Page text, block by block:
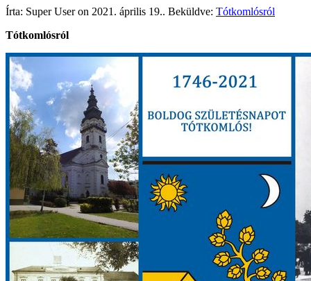
Írta: Super User on 2021. április 19.. Beküldve: Tótkomlósról
Tótkomlósról